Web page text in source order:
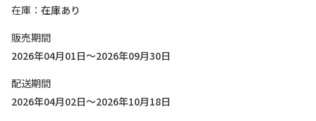
在庫
在庫あり
販売期間
2026年04月01日～2026年09月30日
配送期間
2026年04月02日～2026年10月18日